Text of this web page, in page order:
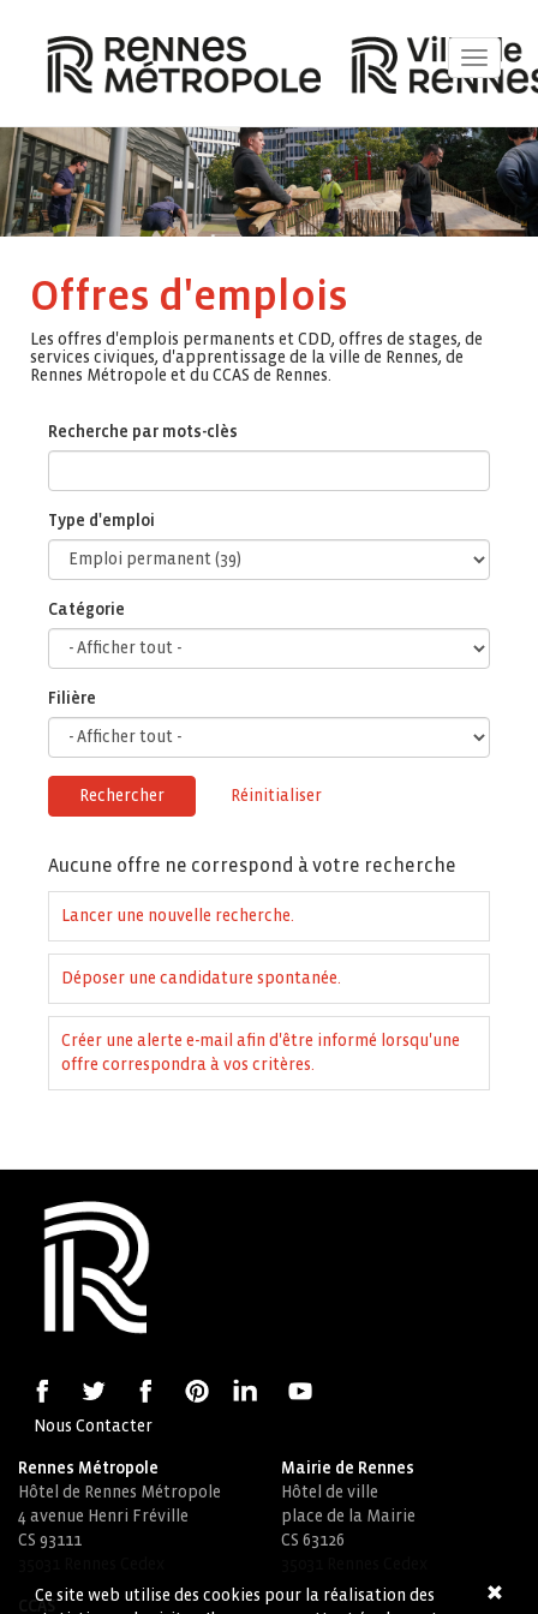
Ce site web utilise des cookies pour la réalisation des
Toggle
Offres d'emplois
Les offres d'emplois permanents et CDD, offres de stages, de
services civiques, d'apprentissage de la ville de Rennes, de
Rennes Métropole et du CCAS de Rennes.
Recherche par mots-clès
Type d'emploi
Catégorie
Filière
Rechercher Réinitialiser
Aucune offre ne correspond à votre recherche
Lancer une nouvelle recherche.
Déposer une candidature spontanée.
Créer une alerte e-mail afin d'être informé lorsqu'une
offre correspondra à vos critères.
Nous Contacter
Rennes Métropole
Hôtel de Rennes Métropole
4 avenue Henri Fréville
CS 93111
Mairie de Rennes
Hôtel de ville
place de la Mairie
CS 63126
CCAS